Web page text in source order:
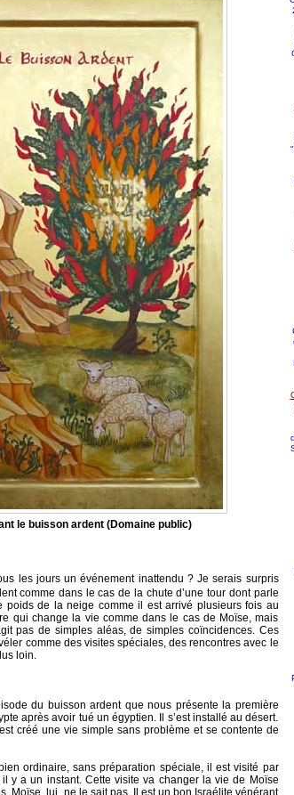
le buisson ardent (Domaine public)
les jours un événement inattendu ? Je serais surpris
comme dans le cas de la chute d’une tour dont parle
poids de la neige comme il est arrivé plusieurs fois au
qui change la vie comme dans le cas de Moïse, mais
pas de simples aléas, de simples coïncidences. Ces
comme des visites spéciales, des rencontres avec le
loin.
du buisson ardent que nous présente la première
après avoir tué un égyptien. Il s’est installé au désert.
créé une vie simple sans problème et se contente de
ordinaire, sans préparation spéciale, il est visité par
y a un instant. Cette visite va changer la vie de Moïse
Moïse, lui, ne le sait pas. Il est un bon Israélite vénérant